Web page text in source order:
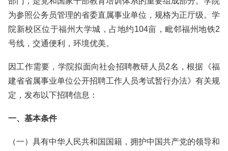
为参照公务员管理的省委直属事业单位，规格为正厅级。学
院新校区位于福州大学城，占地约104亩，毗邻福州地铁2
号线，交通便利，环境优美。
因工作需要，学院拟面向社会招聘教研人员2名，根据《福
建省省属事业单位公开招聘工作人员考试暂行办法》有关规
定，发布以下招聘信息：
一、基本条件
（一）具有中华人民共和国国籍，拥护中国共产党的领导和